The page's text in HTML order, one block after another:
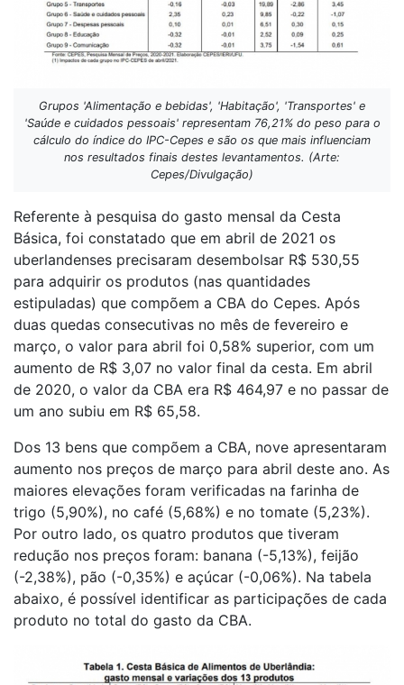
Grupos 'Alimentação e bebidas', 'Habitação', 'Transportes' e
'Saúde e cuidados pessoais' representam 76,21% do peso para o
cálculo do índice do IPC-Cepes e são os que mais influenciam
nos resultados finais destes levantamentos. (Arte:
Cepes/Divulgação)
Referente à pesquisa do gasto mensal da Cesta
Básica, foi constatado que em abril de 2021 os
uberlandenses precisaram desembolsar R$ 530,55
para adquirir os produtos (nas quantidades
estipuladas) que compõem a CBA do Cepes. Após
duas quedas consecutivas no mês de fevereiro e
março, o valor para abril foi 0,58% superior, com um
aumento de R$ 3,07 no valor final da cesta. Em abril
de 2020, o valor da CBA era R$ 464,97 e no passar de
um ano subiu em R$ 65,58.
Dos 13 bens que compõem a CBA, nove apresentaram
aumento nos preços de março para abril deste ano. As
maiores elevações foram verificadas na farinha de
trigo (5,90%), no café (5,68%) e no tomate (5,23%).
Por outro lado, os quatro produtos que tiveram
redução nos preços foram: banana (-5,13%), feijão
(-2,38%), pão (-0,35%) e açúcar (-0,06%). Na tabela
abaixo, é possível identificar as participações de cada
produto no total do gasto da CBA.